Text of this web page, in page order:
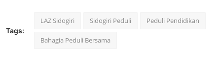
Tags:
LAZ Sidogiri Sidogiri Peduli Peduli Pendidikan
Bahagia Peduli Bersama